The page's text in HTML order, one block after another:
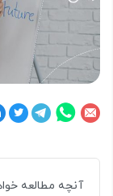
آنچه مطالعه